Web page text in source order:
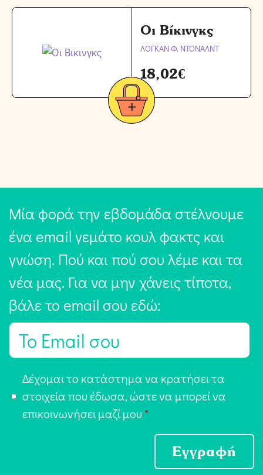
Οι Βίκινγκς
ΛΟΓΚΑΝ Φ. ΝΤΟΝΑΛΝΤ
18,02€
Μία φορά την εβδομάδα στέλνουμε
ένα email γεμάτο κουλ φακτς και
γνώση. Πού και πού σου λέμε και τα
νέα μας. Για να μην χάνεις τίποτα,
βάλε το email σου εδώ:
E
π
Δέχομαι το κατάστημα να κρατήσει τα
στοιχεία που έδωσα, ώστε να μπορεί να
επικοινωνήσει μαζί μου *
Εγγραφή